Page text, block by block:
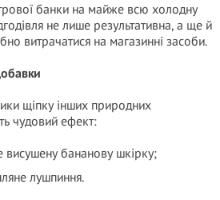
банки на майже всю холодну
не лише результативна, а ще й
витрачатися на магазинні засоби.
щіпку інших природних
чудовий ефект:
висушену бананову шкірку;
лушпиння.